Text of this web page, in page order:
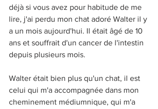
déjà si vous avez pour habitude de me
lire, j'ai perdu mon chat adoré Walter il y
a un mois aujourd'hui. Il était âgé de 10
ans et souffrait d'un cancer de l'intestin
depuis plusieurs mois.
Walter était bien plus qu'un chat, il est
celui qui m'a accompagnée dans mon
cheminement médiumnique, qui m'a